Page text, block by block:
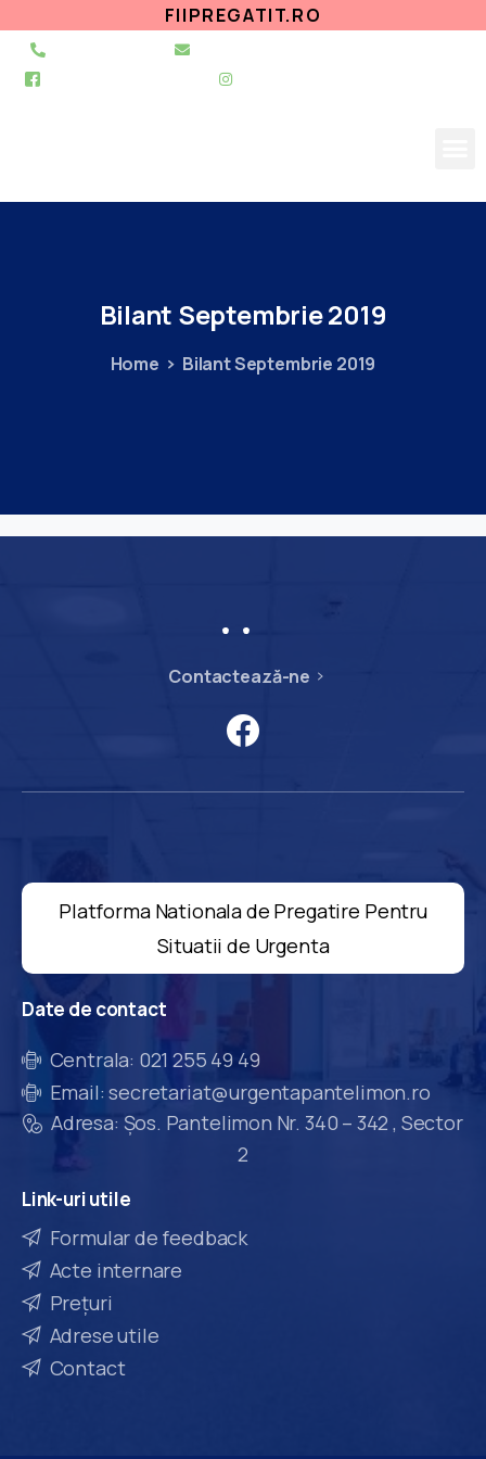
FIIPREGATIT.RO
Bilant Septembrie2019
Home Bilant Septembrie 2019
Contactează-ne
Platforma Nationala de Pregatire Pentru
Situatii de Urgenta
Datede contact
Centrala: 021 255 49 49
Email: secretariat@urgentapantelimon.ro
Adresa: Șos. Pantelimon Nr. 340 – 342 , Sector
2
Link-uriutile
Formular de feedback
Acte internare
Prețuri
Adrese utile
Contact